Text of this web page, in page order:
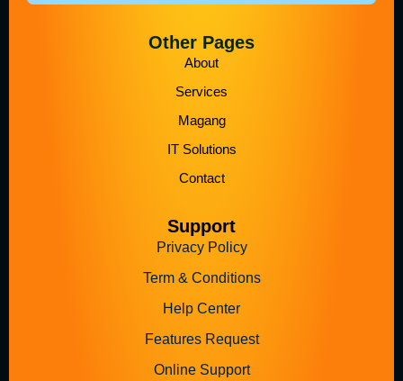
Other Pages
About
Services
Magang
IT Solutions
Contact
Support
Privacy Policy
Term & Conditions
Help Center
Features Request
Online Support